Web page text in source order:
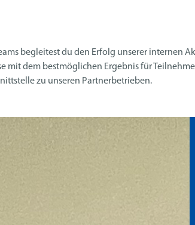
begleitest du den Erfolg unserer internen
mit dem bestmöglichen Ergebnis für
zu unseren Partnerbetrieben.